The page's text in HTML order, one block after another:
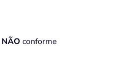
NÃO conforme